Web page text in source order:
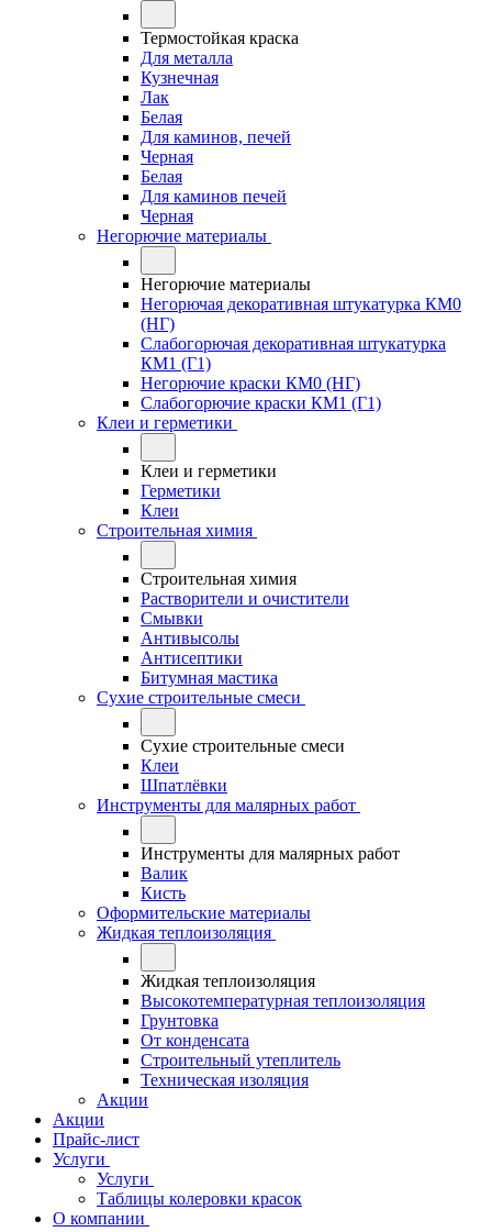
Термостойкая краска
Для металла
Кузнечная
Лак
Белая
Для каминов, печей
Черная
Белая
Для каминов печей
Черная
Негорючие материалы
Негорючие материалы
Негорючая декоративная штукатурка КМ0
(НГ)
Слабогорючая декоративная штукатурка
КМ1 (Г1)
Негорючие краски КМ0 (НГ)
Слабогорючие краски КМ1 (Г1)
Клеи и герметики
Клеи и герметики
Герметики
Клеи
Строительная химия
Строительная химия
Растворители и очистители
Смывки
Антивысолы
Антисептики
Битумная мастика
Сухие строительные смеси
Сухие строительные смеси
Клеи
Шпатлёвки
Инструменты для малярных работ
Инструменты для малярных работ
Валик
Кисть
Оформительские материалы
Жидкая теплоизоляция
Жидкая теплоизоляция
Высокотемпературная теплоизоляция
Грунтовка
От конденсата
Строительный утеплитель
Техническая изоляция
Акции
Акции
Прайс-лист
Услуги
Услуги
Таблицы колеровки красок
О компании